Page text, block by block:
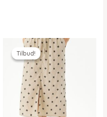
Tilbud!
Tilbud!